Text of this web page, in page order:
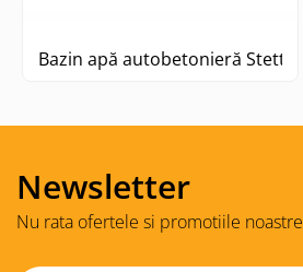
Bazin apă autobetonieră Stetter
Newsletter
Nu rata ofertele si promotiile noastre